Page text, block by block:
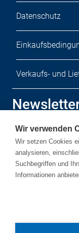
Datenschutz
Verkaufs- und
Melden Sie sich
Wir verwenden
Wir setzen Cookies
analysieren,
Suchbegriffen und
Informationen